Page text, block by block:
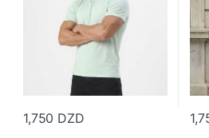
1,750 DZD
Ce produit a plusieurs variations.